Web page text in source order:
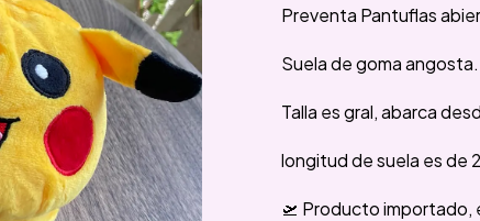
Preventa Pantuflas
Suela de goma angosta.
Talla es gral, abarca
longitud de suela es de
🛫 Producto importado,